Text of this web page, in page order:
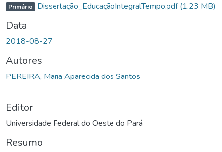
Primário Dissertação_EducaçãoIntegralTempo.pdf(1.23 MB)
Data
2018-08-27
Autores
PEREIRA, Maria Aparecida dos Santos
Editor
Universidade Federal do Oeste do Pará
Resumo